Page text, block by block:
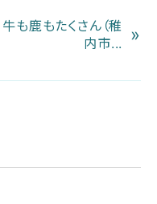
牛も鹿もたくさん（稚
内市...
»